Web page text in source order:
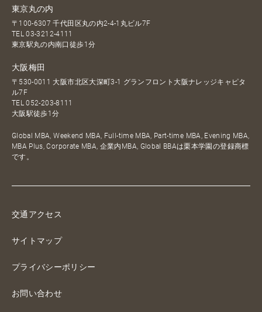
東京丸の内
〒100-6307 千代田区丸の内2-4-1丸ビル7F
TEL03-3212-4111
東京駅丸の内南口徒歩1分
大阪梅田
〒530-0011 大阪市北区大深町3-1 グランフロント大阪ナレッジキャピタ
ル7F
TEL052-203-8111
大阪駅徒歩1分
Global MBA, Weekend MBA, Full-time MBA, Part-time MBA, Evening MBA,
MBA Plus, Corporate MBA, 企業内MBA, Global BBAは栗本学園の登録商標
です。
交通アクセス
サイトマップ
プライバシーポリシー
お問い合わせ